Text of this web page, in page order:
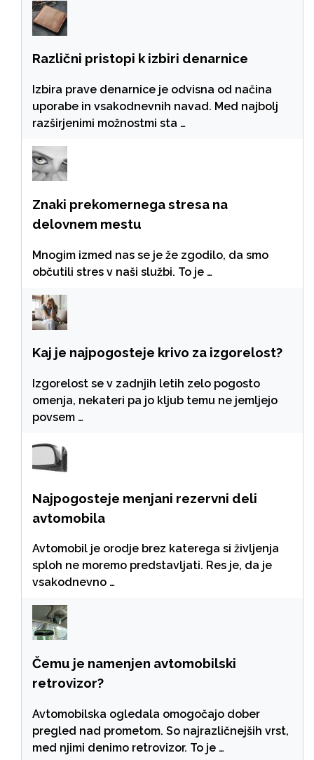
Različni pristopi k izbiri denarnice
Izbira prave denarnice je odvisna od načina
uporabe in vsakodnevnih navad. Med najbolj
razširjenimi možnostmi sta …
Znaki prekomernega stresa na
delovnem mestu
Mnogim izmed nas se je že zgodilo, da smo
občutili stres v naši službi. To je …
Kaj je najpogosteje krivo za izgorelost?
Izgorelost se v zadnjih letih zelo pogosto
omenja, nekateri pa jo kljub temu ne jemljejo
povsem …
Najpogosteje menjani rezervni deli
avtomobila
Avtomobil je orodje brez katerega si življenja
sploh ne moremo predstavljati. Res je, da je
vsakodnevno …
Čemu je namenjen avtomobilski
retrovizor?
Avtomobilska ogledala omogočajo dober
pregled nad prometom. So najrazličnejših vrst,
med njimi denimo retrovizor. To je …